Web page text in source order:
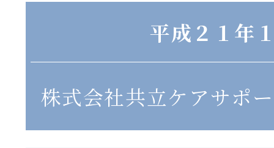
平成２１年
株式会社共立ケアサポ